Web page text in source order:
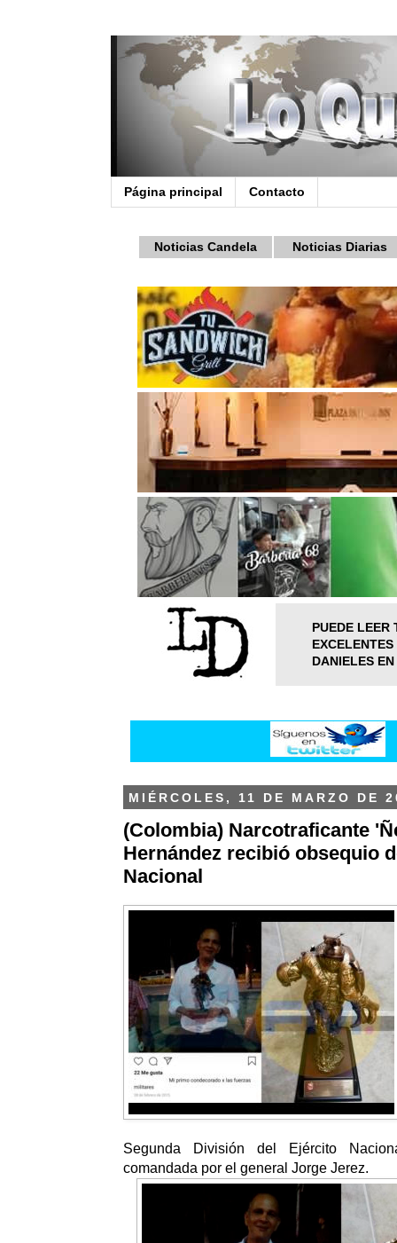
Página principal Contacto
Noticias Candela Noticias Diarias
PUEDE LEER
DANIELES
MIÉRCOLES, 11 DE MARZO DE
(Colombia) Narcotraficante
Hernández recibió obsequio
Nacional
Segunda División del Ejército
comandada por el general Jorge Jerez.